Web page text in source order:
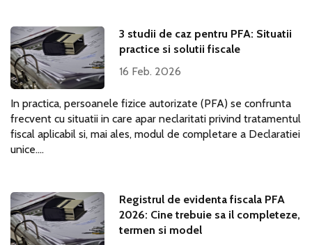
3 studii de caz pentru PFA: Situatii
practice si solutii fiscale
16 Feb. 2026
In practica, persoanele fizice autorizate (PFA) se confrunta
frecvent cu situatii in care apar neclaritati privind tratamentul
fiscal aplicabil si, mai ales, modul de completare a Declaratiei
unice....
Registrul de evidenta fiscala PFA
2026: Cine trebuie sa il completeze,
termen si model